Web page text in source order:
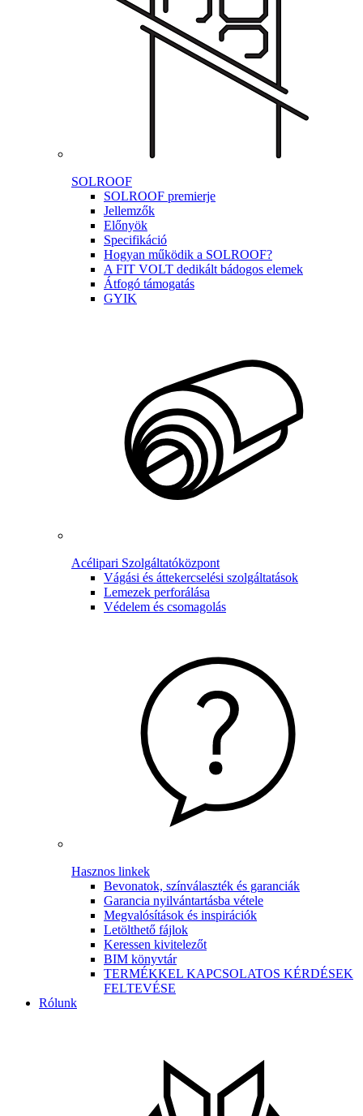
SOLROOF
SOLROOF premierje
Jellemzők
Előnyök
Specifikáció
Hogyan működik a SOLROOF?
A FIT VOLT dedikált bádogos elemek
Átfogó támogatás
GYIK
Acélipari Szolgáltatóközpont
Vágási és áttekercselési szolgáltatások
Lemezek perforálása
Védelem és csomagolás
Hasznos linkek
Bevonatok, színválaszték és garanciák
Garancia nyilvántartásba vétele
Megvalósítások és inspirációk
Letölthető fájlok
Keressen kivitelezőt
BIM könyvtár
TERMÉKKEL KAPCSOLATOS KÉRDÉSEK
FELTEVÉSE
Rólunk